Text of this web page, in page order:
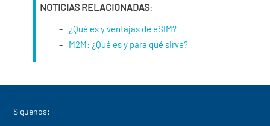
NOTICIAS RELACIONADAS:
¿Qué es y ventajas de eSIM?
M2M: ¿Qué es y para qué sirve?
Síguenos: